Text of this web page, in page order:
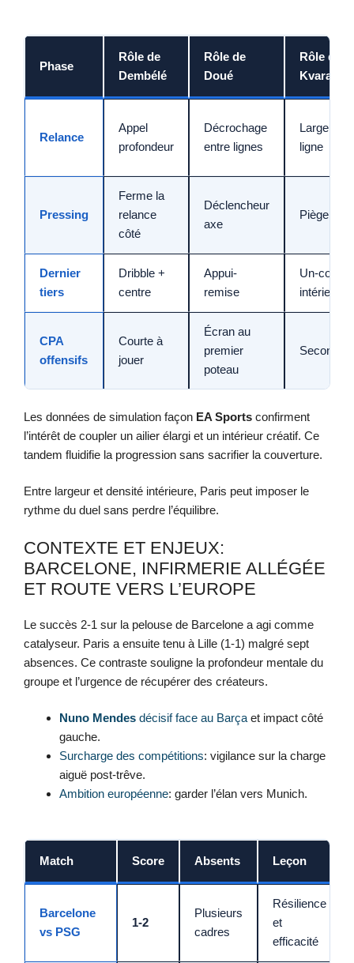
Phase
Rôle de
Dembélé
Rôle de
Doué
Rôle de
Relance
Appel
profondeur
Décrochage
entre lignes
Largeur
ligne
Pressing
Ferme la
relance
côté
Déclencheur
axe
Piège
Dernier
tiers
Dribble +
centre
Appui-
remise
Un-
intérieur
CPA
offensifs
Courte à
jouer
Écran au
premier
poteau
Second
Les données de simulation façon EA Sports confirment
l’intérêt de coupler un ailier élargi et un intérieur créatif. Ce
tandem fluidifie la progression sans sacrifier la couverture.
Entre largeur et densité intérieure, Paris peut imposer le
rythme du duel sans perdre l’équilibre.
CONTEXTE ET ENJEUX:
BARCELONE, INFIRMERIE ALLÉGÉE
ET ROUTE VERS L’EUROPE
Le succès 2-1 sur la pelouse de Barcelone a agi comme
catalyseur. Paris a ensuite tenu à Lille (1-1) malgré sept
absences. Ce contraste souligne la profondeur mentale du
groupe et l’urgence de récupérer des créateurs.
Nuno Mendes décisif face au Barça et impact côté
gauche.
Surcharge des compétitions: vigilance sur la charge
aiguë post-trêve.
Ambition européenne: garder l’élan vers Munich.
Match Score Absents Leçon
Barcelone
vs PSG
1-2
Plusieurs
cadres
Résilience
et
efficacité